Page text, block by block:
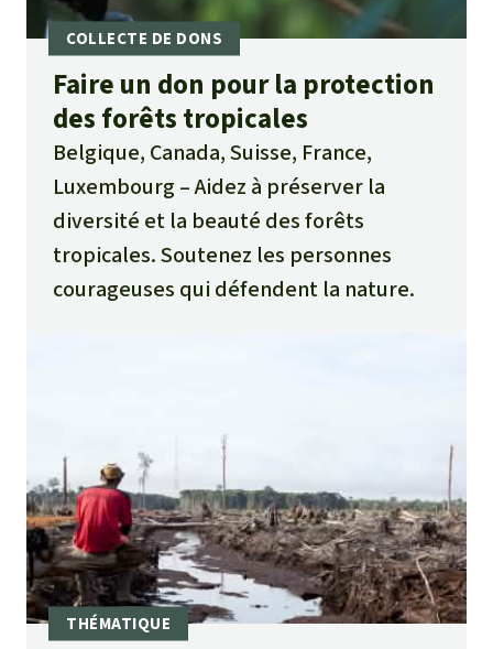
Faire un don pour la protection
des forêts tropicales
Belgique, Canada, Suisse, France,
Luxembourg
Aidez à préserver la
diversité et la beauté des forêts
tropicales. Soutenez les personnes
courageuses qui défendent la nature.